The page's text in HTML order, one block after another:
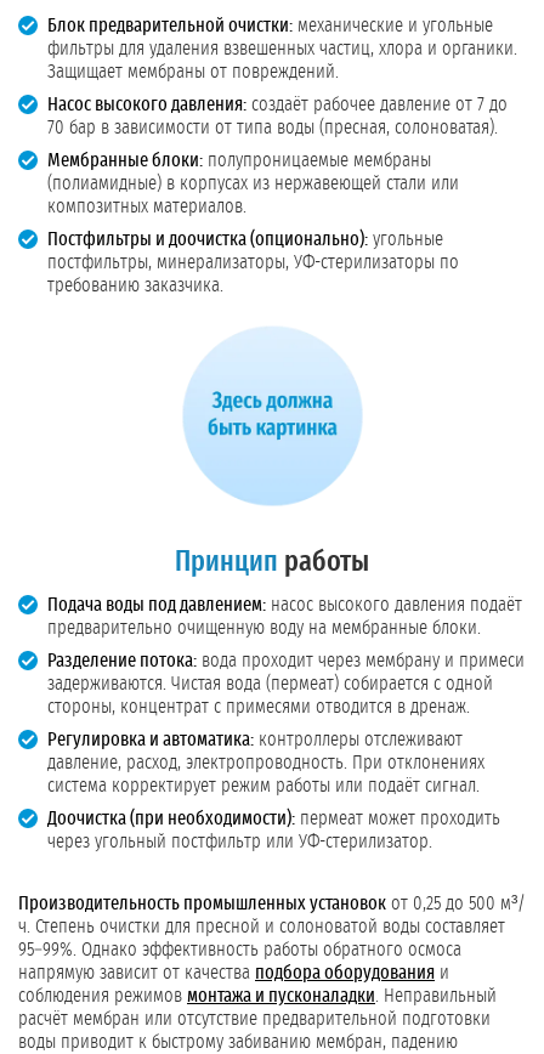
Блок предварительной очистки: механические и угольные
фильтры для удаления взвешенных частиц, хлора и органики.
Защищает мембраны от повреждений.
Насос высокого давления: создаёт рабочее давление от 7 до
70 бар в зависимости от типа воды (пресная, солоноватая).
Мембранные блоки: полупроницаемые мембраны
(полиамидные) в корпусах из нержавеющей стали или
композитных материалов.
Постфильтры и доочистка (опционально): угольные
постфильтры, минерализаторы, УФ-стерилизаторы по
требованию заказчика.
Принцип работы
Подача воды под давлением: насос высокого давления подаёт
предварительно очищенную воду на мембранные блоки.
Разделение потока: вода проходит через мембрану и примеси
задерживаются. Чистая вода (пермеат) собирается с одной
стороны, концентрат с примесями отводится в дренаж.
Регулировка и автоматика: контроллеры отслеживают
давление, расход, электропроводность. При отклонениях
система корректирует режим работы или подаёт сигнал.
Доочистка (при необходимости): пермеат может проходить
через угольный постфильтр или УФ-стерилизатор.
Производительность промышленных установок от 0,25 до 500 м³/
ч. Степень очистки для пресной и солоноватой воды составляет
95–99%. Однако эффективность работы обратного осмоса
напрямую зависит от качества подбора оборудования и
соблюдения режимов монтажа и пусконаладки . Неправильный
расчёт мембран или отсутствие предварительной подготовки
воды приводит к быстрому забиванию мембран, падению